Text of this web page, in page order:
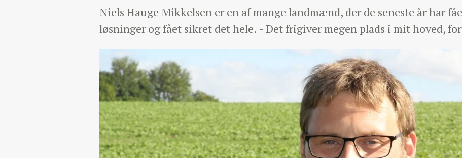
Niels Hauge Mikkelsen er en af mange landmænd, der de seneste år har
løsninger og fået sikret det hele. - Det frigiver megen plads i mit hoved,